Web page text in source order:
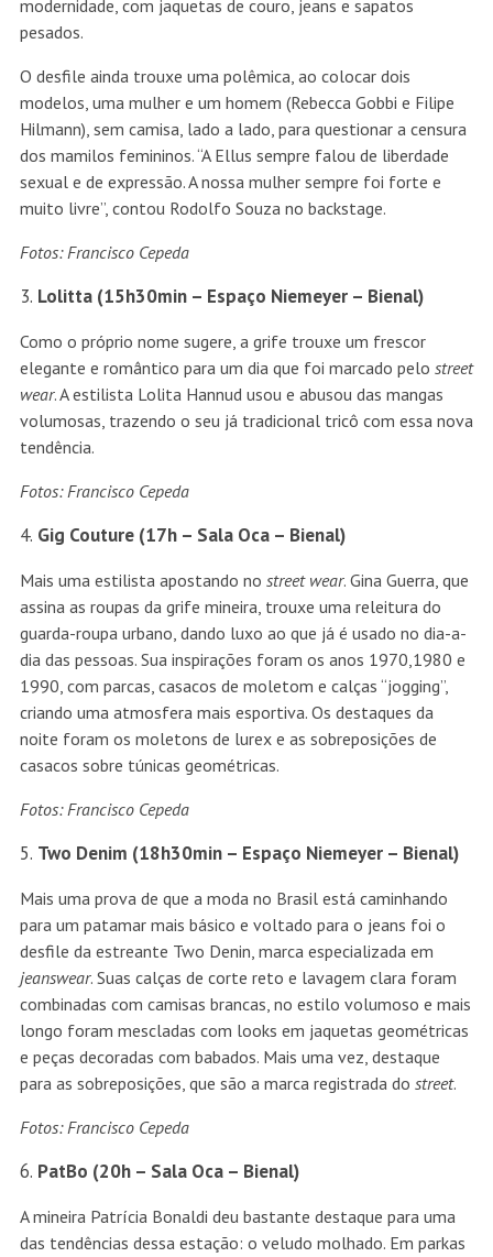
modernidade, com jaquetas de couro, jeans e sapatos
pesados.
O desfile ainda trouxe uma polêmica, ao colocar dois
modelos, uma mulher e um homem (Rebecca Gobbi e Filipe
Hilmann), sem camisa, lado a lado, para questionar a censura
dos mamilos femininos. “A Ellus sempre falou de liberdade
sexual e de expressão. A nossa mulher sempre foi forte e
muito livre”, contou Rodolfo Souza no backstage.
Fotos: Francisco Cepeda
Lolitta (15h30min – Espaço Niemeyer – Bienal)
Como o próprio nome sugere, a grife trouxe um frescor
elegante e romântico para um dia que foi marcado pelo street
wear. A estilista Lolita Hannud usou e abusou das mangas
volumosas, trazendo o seu já tradicional tricô com essa nova
tendência.
Fotos: Francisco Cepeda
Gig Couture (17h – Sala Oca – Bienal)
Mais uma estilista apostando no street wear. Gina Guerra, que
assina as roupas da grife mineira, trouxe uma releitura do
guarda-roupa urbano, dando luxo ao que já é usado no dia-a-
dia das pessoas. Sua inspirações foram os anos 1970,1980 e
1990, com parcas, casacos de moletom e calças “jogging”,
criando uma atmosfera mais esportiva. Os destaques da
noite foram os moletons de lurex e as sobreposições de
casacos sobre túnicas geométricas.
Fotos: Francisco Cepeda
Two Denim (18h30min – Espaço Niemeyer – Bienal)
Mais uma prova de que a moda no Brasil está caminhando
para um patamar mais básico e voltado para o jeans foi o
desfile da estreante Two Denin, marca especializada em
jeanswear. Suas calças de corte reto e lavagem clara foram
combinadas com camisas brancas, no estilo volumoso e mais
longo foram mescladas com looks em jaquetas geométricas
e peças decoradas com babados. Mais uma vez, destaque
para as sobreposições, que são a marca registrada do street.
Fotos: Francisco Cepeda
PatBo (20h – Sala Oca – Bienal)
A mineira Patrícia Bonaldi deu bastante destaque para uma
das tendências dessa estação: o veludo molhado. Em parkas